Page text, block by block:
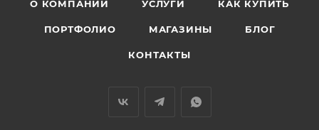
О КОМПАНИИ УСЛУГИ КАК КУПИТЬ
ПОРТФОЛИО МАГАЗИНЫ БЛОГ
КОНТАКТЫ